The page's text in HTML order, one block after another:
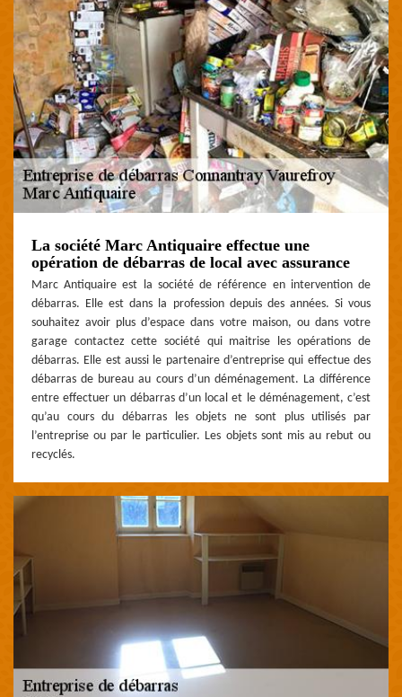
La société Marc Antiquaire effectue une
opération de débarras de local avec assurance
Marc Antiquaire est la société de référence en intervention de
débarras. Elle est dans la profession depuis des années. Si vous
souhaitez avoir plus d’espace dans votre maison, ou dans votre
garage contactez cette société qui maitrise les opérations de
débarras. Elle est aussi le partenaire d’entreprise qui effectue des
débarras de bureau au cours d’un déménagement. La différence
entre effectuer un débarras d’un local et le déménagement, c’est
qu’au cours du débarras les objets ne sont plus utilisés par
l’entreprise ou par le particulier. Les objets sont mis au rebut ou
recyclés.